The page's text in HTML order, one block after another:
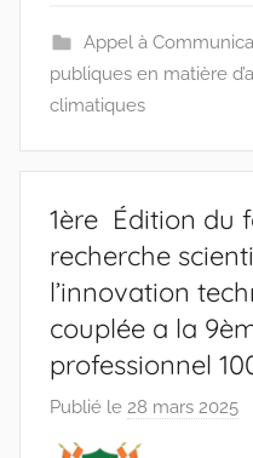
s
-
Appel à
publiques en matière
climatiques
1ère Édition du
recherche
l’innovation
couplée a la
professionnel
Publié le 28 mars 2025